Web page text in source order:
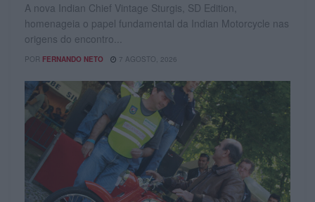
A nova Indian Chief Vintage Sturgis, SD Edition,
homenageia o papel fundamental da Indian Motorcycle nas
origens do encontro...
POR FERNANDO NETO 7 AGOSTO, 2026